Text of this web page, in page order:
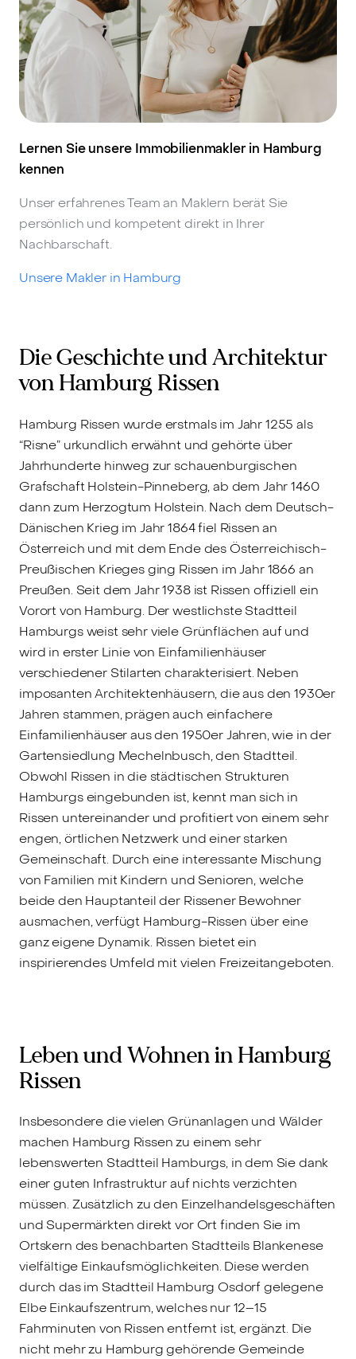
Lernen Sie unsere Immobilienmakler in Hamburg
kennen
Unser erfahrenes Team an Maklern berät Sie
persönlich und kompetent direkt in Ihrer
Nachbarschaft.
Unsere Makler in Hamburg
Die Geschichte und Architektur
von Hamburg Rissen
Hamburg Rissen wurde erstmals im Jahr 1255 als
“Risne” urkundlich erwähnt und gehörte über
Jahrhunderte hinweg zur schauenburgischen
Grafschaft Holstein-Pinneberg, ab dem Jahr 1460
dann zum Herzogtum Holstein. Nach dem Deutsch-
Dänischen Krieg im Jahr 1864 fiel Rissen an
Österreich und mit dem Ende des Österreichisch-
Preußischen Krieges ging Rissen im Jahr 1866 an
Preußen. Seit dem Jahr 1938 ist Rissen offiziell ein
Vorort von Hamburg. Der westlichste Stadtteil
Hamburgs weist sehr viele Grünflächen auf und
wird in erster Linie von Einfamilienhäuser
verschiedener Stilarten charakterisiert. Neben
imposanten Architektenhäusern, die aus den 1930er
Jahren stammen, prägen auch einfachere
Einfamilienhäuser aus den 1950er Jahren, wie in der
Gartensiedlung Mechelnbusch, den Stadtteil.
Obwohl Rissen in die städtischen Strukturen
Hamburgs eingebunden ist, kennt man sich in
Rissen untereinander und profitiert von einem sehr
engen, örtlichen Netzwerk und einer starken
Gemeinschaft. Durch eine interessante Mischung
von Familien mit Kindern und Senioren, welche
beide den Hauptanteil der Rissener Bewohner
ausmachen, verfügt Hamburg-Rissen über eine
ganz eigene Dynamik. Rissen bietet ein
inspirierendes Umfeld mit vielen Freizeitangeboten.
Leben und Wohnen in Hamburg
Rissen
Insbesondere die vielen Grünanlagen und Wälder
machen Hamburg Rissen zu einem sehr
lebenswerten Stadtteil Hamburgs, in dem Sie dank
einer guten Infrastruktur auf nichts verzichten
müssen. Zusätzlich zu den Einzelhandelsgeschäften
und Supermärkten direkt vor Ort finden Sie im
Ortskern des benachbarten Stadtteils Blankenese
vielfältige Einkaufsmöglichkeiten. Diese werden
durch das im Stadtteil Hamburg Osdorf gelegene
Elbe Einkaufszentrum, welches nur 12–15
Fahrminuten von Rissen entfernt ist, ergänzt. Die
nicht mehr zu Hamburg gehörende Gemeinde